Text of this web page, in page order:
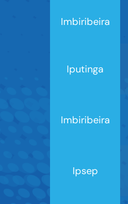
Imbiribeira
Iputinga
Imbiribeira
Ipsep